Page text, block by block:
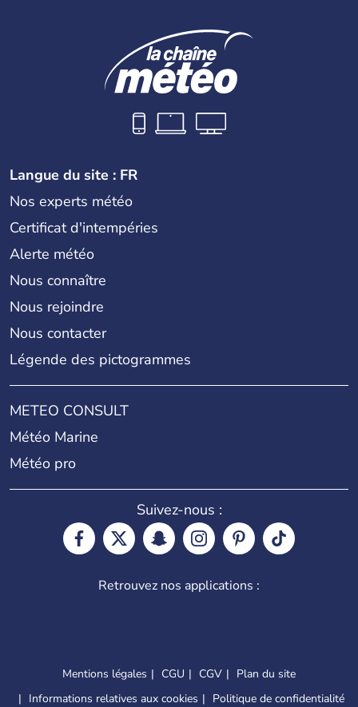
Langue du site : FR
Nos experts météo
Certificat d'intempéries
Alerte météo
Nous connaître
Nous rejoindre
Nous contacter
Légende des pictogrammes
METEO CONSULT
Météo Marine
Météo pro
Suivez-nous :
Retrouvez nos applications :
Mentions légales CGU CGV
Plan du site
Informations relatives aux cookies
Politique de confidentialité